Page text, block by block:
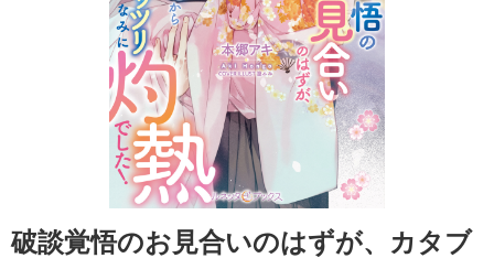
破談覚悟のお見合いのはずが、カタブ